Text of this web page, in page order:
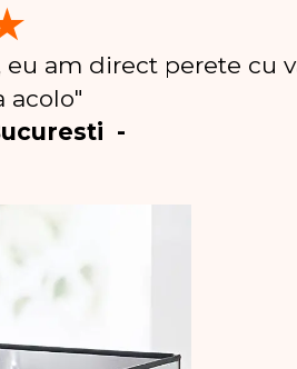
am direct perete cu
acolo"
-